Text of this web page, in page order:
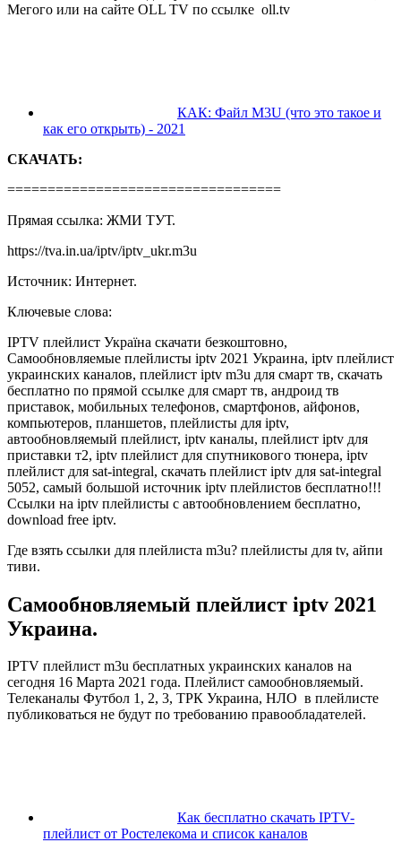
Мегого или на сайте ОLL TV по ссылке oll.tv
КАК: Файл M3U (что это такое и
как его открыть) - 2021
СКАЧАТЬ:
==================================
Прямая ссылка: ЖМИ ТУТ.
https://tva.in.ua/iptv/iptv_ukr.m3u
Источник: Интернет.
Ключевые слова:
IPTV плейлист Україна скачати безкоштовно,
Самообновляемые плейлисты iptv 2021 Украина, iptv плейлист
украинских каналов, плейлист iptv m3u для смарт тв, скачать
бесплатно по прямой ссылке для смарт тв, андроид тв
приставок, мобильных телефонов, смартфонов, айфонов,
компьютеров, планшетов, плейлисты для iptv,
автообновляемый плейлист, iptv каналы, плейлист iptv для
приставки т2, iptv плейлист для спутникового тюнера, iptv
плейлист для sat-integral, скачать плейлист iptv для sat-integral
5052, самый большой источник iptv плейлистов бесплатно!!!
Ссылки на iptv плейлисты с автообновлением бесплатно,
download free iptv.
Где взять ссылки для плейлиста m3u? плейлисты для tv, айпи
тиви.
Самообновляемый плейлист iptv 2021
Украина.
IPTV плейлист m3u бесплатных украинских каналов на
сегодня 16 Марта 2021 года. Плейлист самообновляемый.
Телеканалы Футбол 1, 2, 3, ТРК Украина, НЛО в плейлисте
публиковаться не будут по требованию правообладателей.
Как бесплатно скачать IPTV-
плейлист от Ростелекома и список каналов